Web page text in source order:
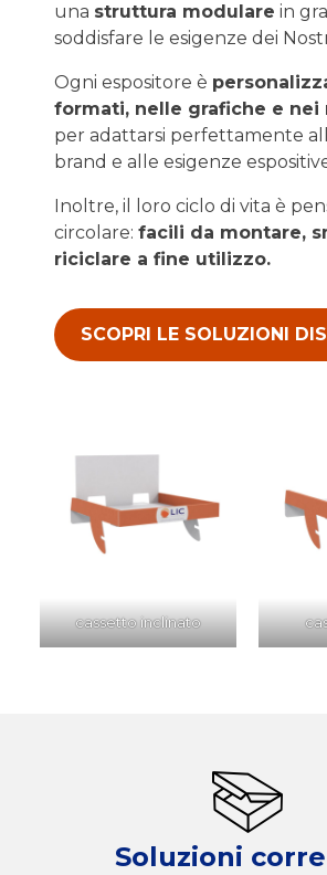
una struttura modulare in
soddisfare le esigenze dei
Ogni espositore è
formati, nelle grafiche e nei
per adattarsi perfettamente
brand e alle esigenze
Inoltre, il loro ciclo di vita è
circolare:facili da montare,
riciclare a fine utilizzo.
SCOPRI LE SOLUZIONI
cassetto inclinato
Soluzioni